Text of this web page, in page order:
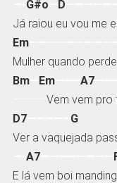
G#o D
Já raiou eu vou me
Em
Mulher quando
Bm— Em——– A7
Vem vem pro
D7————– G
Ver a vaquejada
A7————————
E lá vem boi